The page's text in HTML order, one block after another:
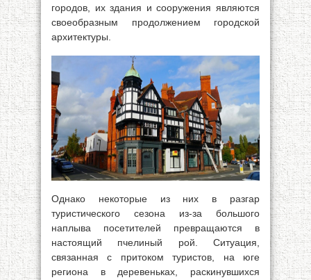
городов, их здания и сооружения являются
своеобразным продолжением городской
архитектуры.
Однако некоторые из них в разгар
туристического сезона из-за большого
наплыва посетителей превращаются в
настоящий пчелиный рой. Ситуация,
связанная с притоком туристов, на юге
региона в деревеньках, раскинувшихся